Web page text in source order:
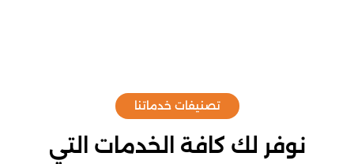
تصنيفات خدماتنا
نوفر لك كافة الخدمات التي